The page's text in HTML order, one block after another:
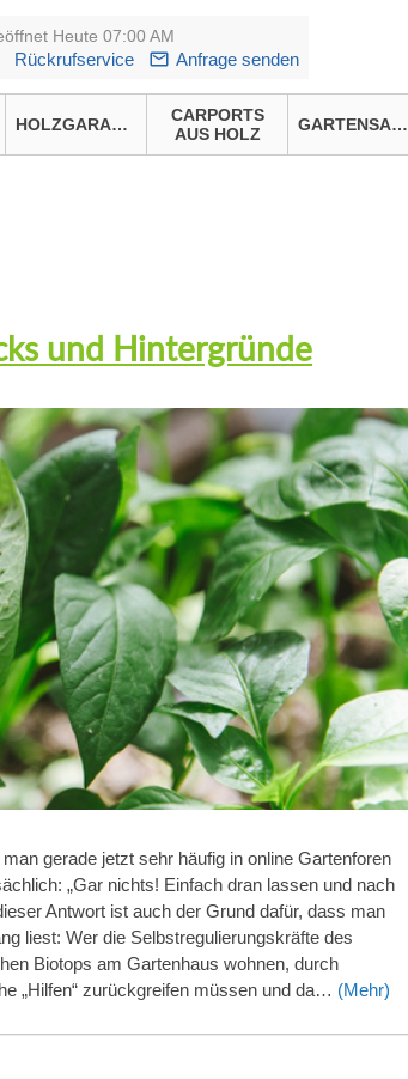
Heute 07:00 AM
Rückrufservice Anfrage senden
HOLZGARAGEN
CARPORTS
AUS HOLZ
GARTENSAUNA
und Hintergründe
gerade jetzt sehr häufig in online Gartenforen
„Gar nichts! Einfach dran lassen und nach
Antwort ist auch der Grund dafür, dass man
liest: Wer die Selbstregulierungskräfte des
Biotops am Gartenhaus wohnen, durch
„Hilfen“ zurückgreifen müssen und da… (Mehr)